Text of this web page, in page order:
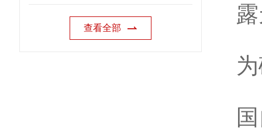
查看全部